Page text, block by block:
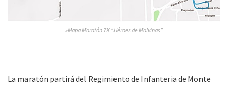
»Mapa Maratón 7K “Héroes de Malvinas”
La maratón partirá del Regimiento de Infanteria de Monte